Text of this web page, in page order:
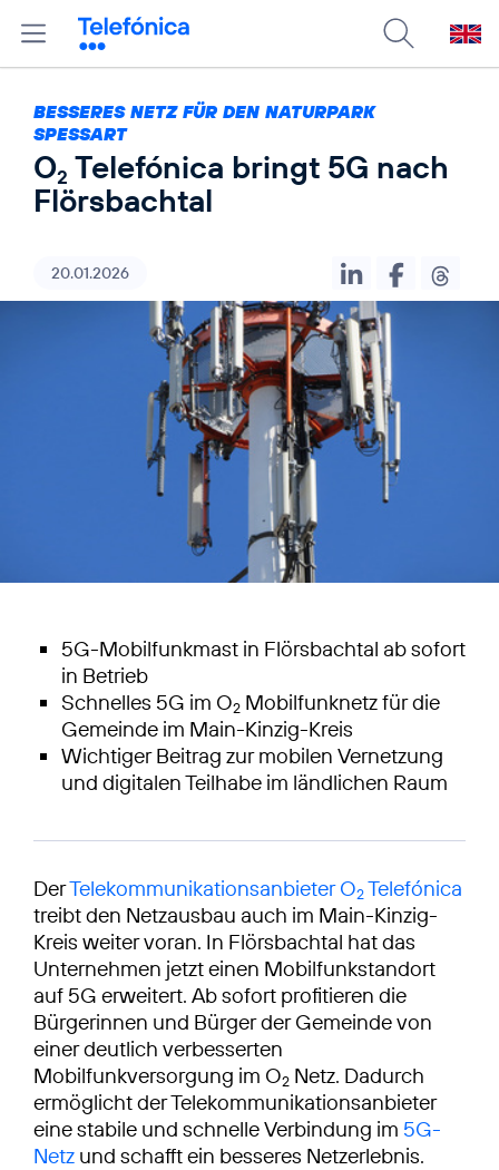
BESSERES NETZ FÜR DEN NATURPARK
SPESSART
O2 Telefónica bringt 5G nach
Flörsbachtal
20.01.2026
5G-Mobilfunkmast in Flörsbachtal ab sofort
in Betrieb
Schnelles 5G im O2 Mobilfunknetz für die
Gemeinde im Main-Kinzig-Kreis
Wichtiger Beitrag zur mobilen Vernetzung
und digitalen Teilhabe im ländlichen Raum
DerTelekommunikationsanbieter O2Telefónica
treibt den Netzausbau auch im Main-Kinzig-
Kreis weiter voran. In Flörsbachtal hat das
Unternehmen jetzt einen Mobilfunkstandort
auf 5G erweitert. Ab sofort profitieren die
Bürgerinnen und Bürger der Gemeinde von
einer deutlich verbesserten
Mobilfunkversorgung im O2 Netz. Dadurch
ermöglicht der Telekommunikationsanbieter
eine stabile und schnelle Verbindung im 5G-
Netz und schafft ein besseres Netzerlebnis.